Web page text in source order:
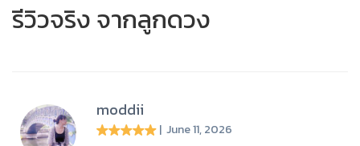
รีวิวจริง จากลูกดวง
moddii
| June 11, 2026